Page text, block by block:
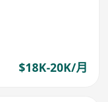
$18K-20K/月